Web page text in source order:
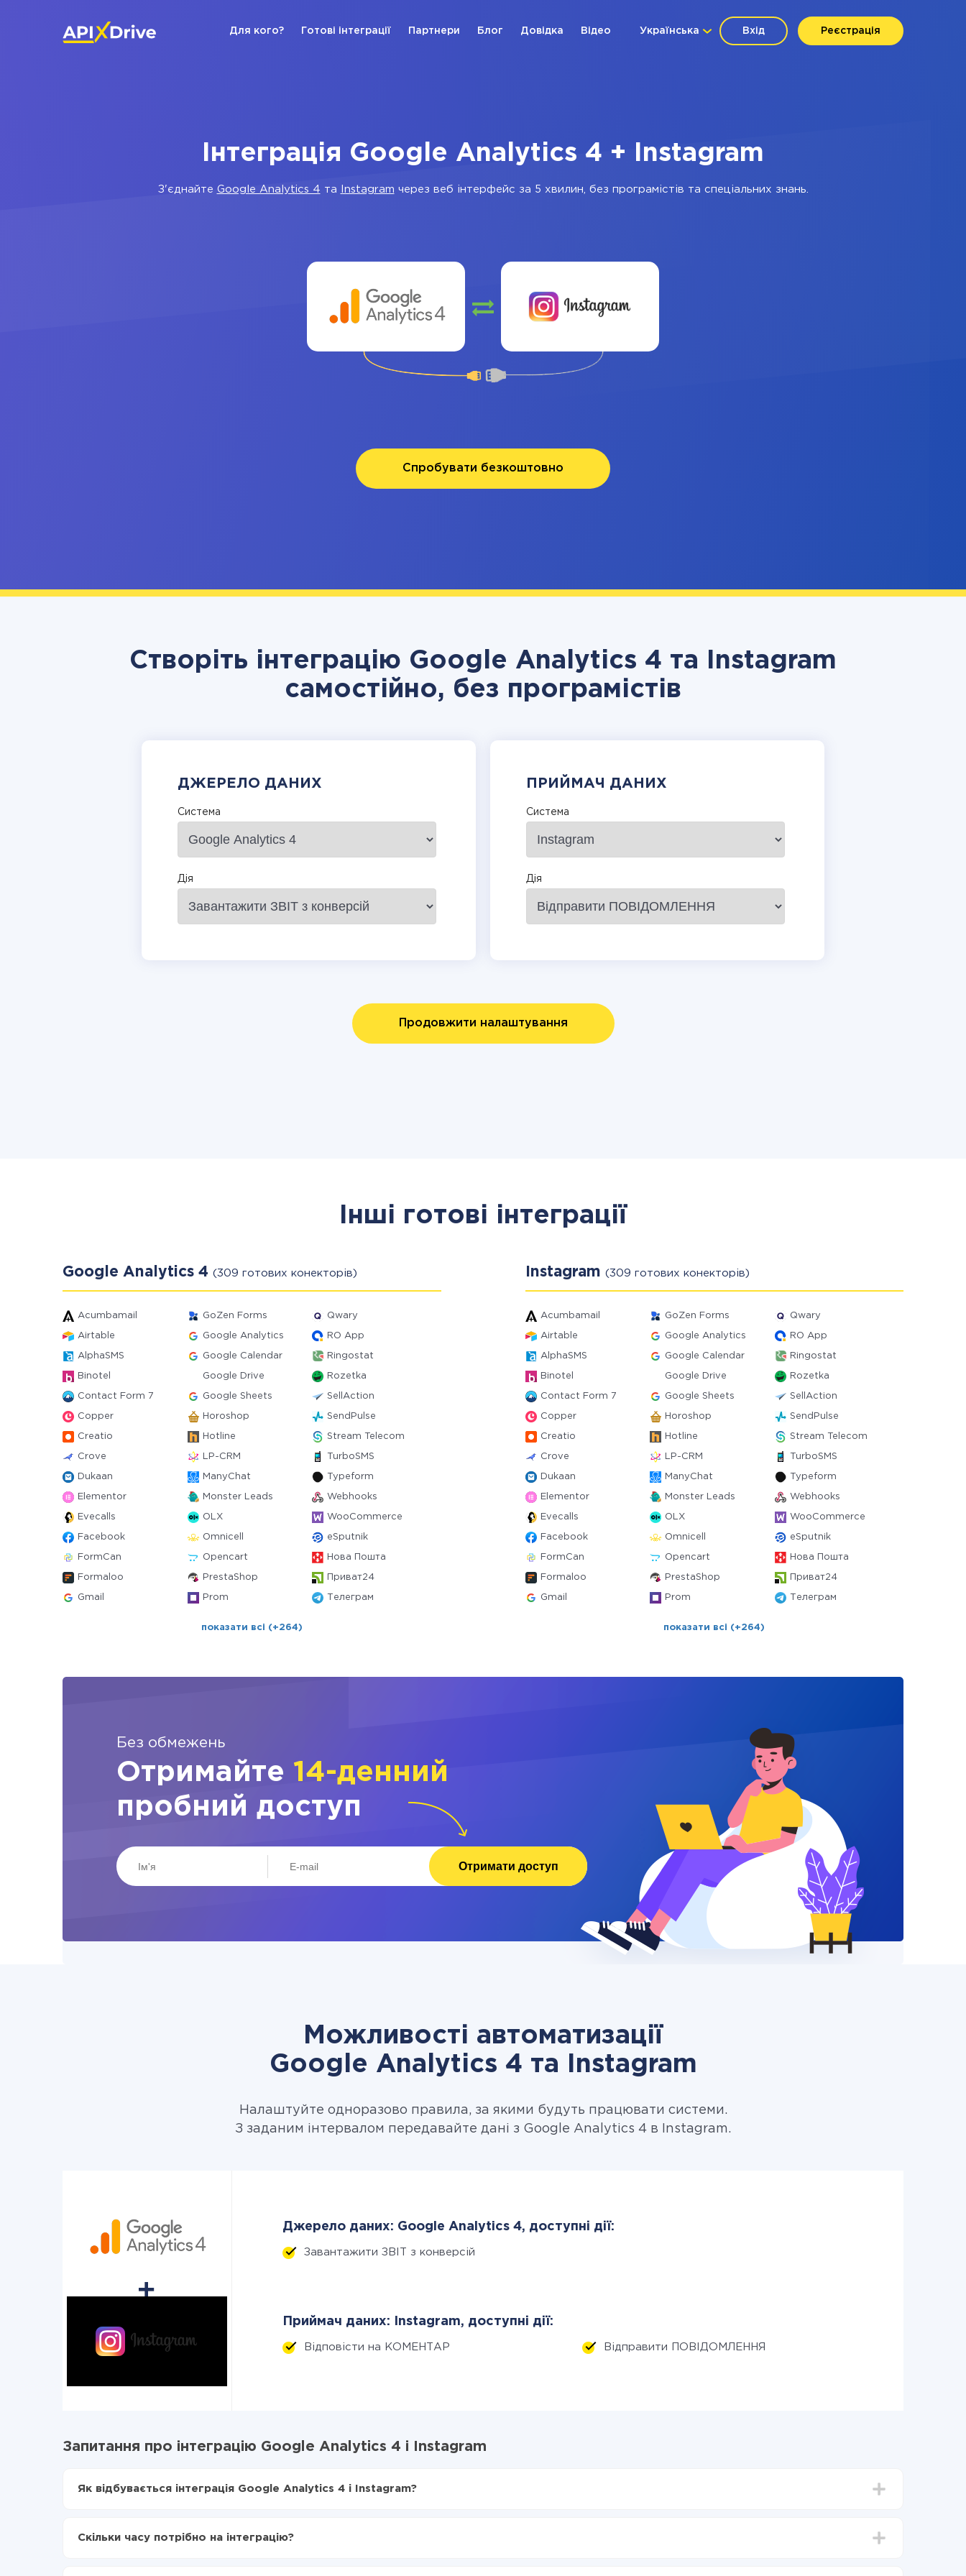
Вхід Реєстрація
Українська
Для кого? Готові інтеграції Партнери Блог Довідка Відео
Інтеграція Google Analytics 4 + Instagram
З'єднайте Google Analytics 4 та Instagram через веб інтерфейс за 5 хвилин, без програмістів та спеціальних знань.
Спробувати безкоштовно
Створіть інтеграцію Google Analytics 4 та Instagram
самостійно, без програмістів
ДЖЕРЕЛО ДАНИХ
Система
Дія
ПРИЙМАЧ ДАНИХ
Система
Дія
Продовжити налаштування
Інші готові інтеграції
Google Analytics 4 (309 готових конекторів)
Acumbamail GoZen Forms Qwary
Airtable Google Analytics RO App
AlphaSMS Google Calendar Ringostat
Binotel Google Drive Rozetka
Contact Form 7 Google Sheets SellAction
Copper Horoshop SendPulse
Creatio Hotline Stream Telecom
Crove LP-CRM TurboSMS
Dukaan ManyChat Typeform
Elementor Monster Leads Webhooks
Evecalls OLX WooCommerce
Facebook Omnicell eSputnik
FormCan Opencart Нова Пошта
Formaloo PrestaShop Приват24
Gmail Prom Телеграм
показати всі (+264)
Instagram (309 готових конекторів)
Acumbamail GoZen Forms Qwary
Airtable Google Analytics RO App
AlphaSMS Google Calendar Ringostat
Binotel Google Drive Rozetka
Contact Form 7 Google Sheets SellAction
Copper Horoshop SendPulse
Creatio Hotline Stream Telecom
Crove LP-CRM TurboSMS
Dukaan ManyChat Typeform
Elementor Monster Leads Webhooks
Evecalls OLX WooCommerce
Facebook Omnicell eSputnik
FormCan Opencart Нова Пошта
Formaloo PrestaShop Приват24
Gmail Prom Телеграм
показати всі (+264)
Без обмежень
Отримайте 14-денний
пробний доступ
Отримати доступ
Можливості автоматизації
Google Analytics 4 та Instagram
Налаштуйте одноразово правила, за якими будуть працювати системи.
З заданим інтервалом передавайте дані з Google Analytics 4 в Instagram.
Джерело даних: Google Analytics 4, доступні дії:
Завантажити ЗВІТ з конверсій
Приймач даних: Instagram, доступні дії:
Відповісти на КОМЕНТАР Відправити ПОВІДОМЛЕННЯ
Запитання про інтеграцію Google Analytics 4 і Instagram
Як відбувається інтеграція Google Analytics 4 і Instagram?
Включаєте автооновлення
Скільки часу потрібно на інтеграцію?